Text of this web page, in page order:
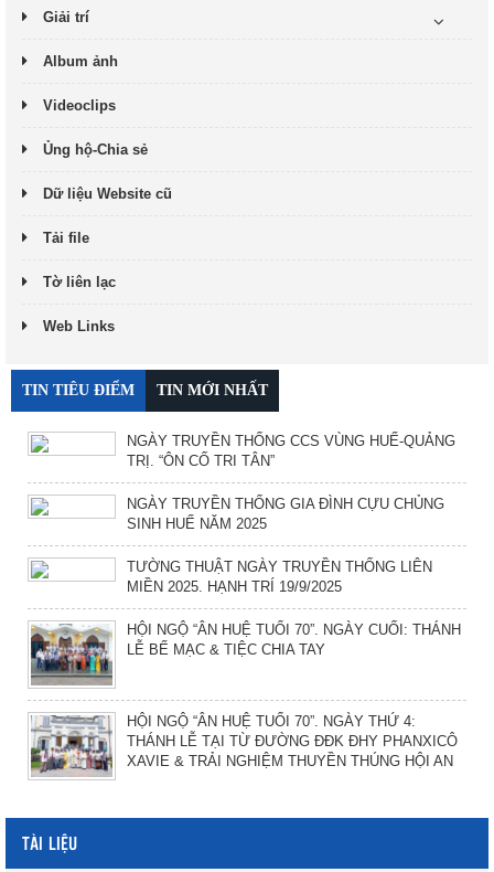
Giải trí
Album ảnh
Videoclips
Ủng hộ-Chia sẻ
Dữ liệu Website cũ
Tải file
Tờ liên lạc
Web Links
TIN TIÊU ĐIỂM TIN MỚI NHẤT
NGÀY TRUYỀN THỐNG CCS VÙNG HUẾ-QUẢNG
TRỊ. “ÔN CỐ TRI TÂN”
NGÀY TRUYỀN THỐNG GIA ĐÌNH CỰU CHỦNG
SINH HUẾ NĂM 2025
TƯỜNG THUẬT NGÀY TRUYỀN THỐNG LIÊN
MIỀN 2025. HẠNH TRÍ 19/9/2025
HỘI NGỘ “ÂN HUỆ TUỔI 70”. NGÀY CUỐI: THÁNH
LỄ BẾ MẠC & TIỆC CHIA TAY
HỘI NGỘ “ÂN HUỆ TUỔI 70”. NGÀY THỨ 4:
THÁNH LỄ TẠI TỪ ĐƯỜNG ĐĐK ĐHY PHANXICÔ
XAVIE & TRẢI NGHIỆM THUYỀN THÚNG HỘI AN
TÀI LIỆU